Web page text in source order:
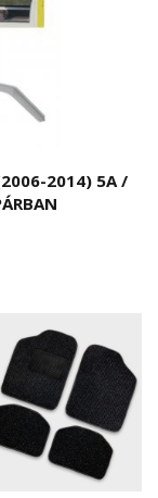
2014) 5A /